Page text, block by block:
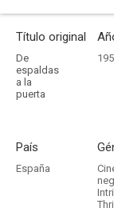
Título original
De
espaldas
a la
puerta
País
España